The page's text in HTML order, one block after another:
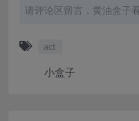
请评论区留言，黄油盒子
act
小盒子